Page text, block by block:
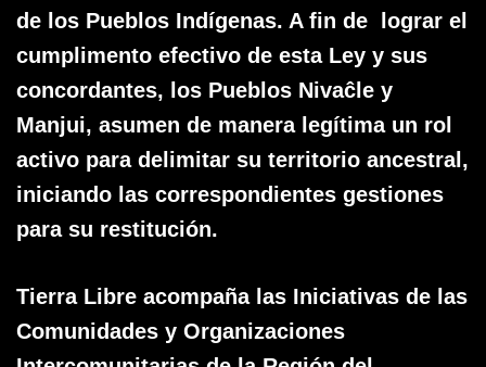
de los Pueblos Indígenas. A fin de lograr el
cumplimento efectivo de esta Ley y sus
concordantes, los Pueblos Nivaĉle y
Manjui, asumen de manera legítima un rol
activo para delimitar su territorio ancestral,
iniciando las correspondientes gestiones
para su restitución.
Tierra Libre acompaña las Iniciativas de las
Comunidades y Organizaciones